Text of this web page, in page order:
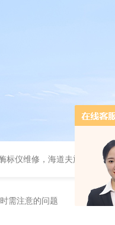
标仪维修，海道夫旋转蒸发仪
需注意的问题